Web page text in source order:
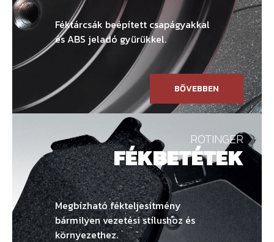
Féktárcsák beépített csapágyakkal
és ABS jeladó gyűrűkkel.
BŐVEBBEN
ROTINGER
FÉKBETÉTEK
Megbízható fékteljesítmény
bármilyen vezetési stílushoz és
környezethez.